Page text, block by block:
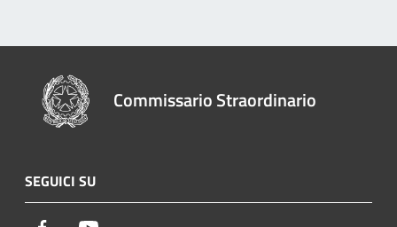
Commissario Straordinario
SEGUICI SU